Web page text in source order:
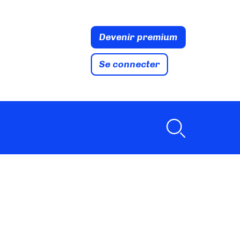
Devenir premium
Se connecter